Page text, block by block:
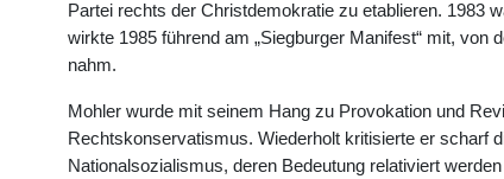
Partei rechts der Christdemokratie zu etablieren. 1983
wirkte 1985 führend am „Siegburger Manifest“ mit,
nahm.
Mohler wurde mit seinem Hang zu Provokation und
Rechtskonservatismus. Wiederholt kritisierte er scharf
Nationalsozialismus, deren Bedeutung relativiert